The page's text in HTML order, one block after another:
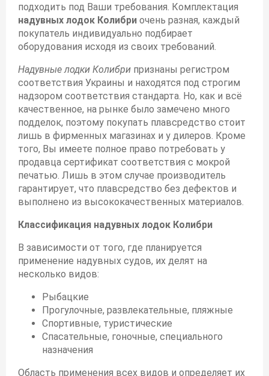
подходить под Ваши требования. Комплектация
надувных лодок Колибри очень разная, каждый
покупатель индивидуально подбирает
оборудования исходя из своих требований.
Надувные лодки Колибри признаны регистром
соответствия Украины и находятся под строгим
надзором соответствия стандарта. Но, как и всё
качественное, на рынке было замечено много
подделок, поэтому покупать плавсредство стоит
лишь в фирменных магазинах и у дилеров. Кроме
того, Вы имеете полное право потребовать у
продавца сертификат соответствия с мокрой
печатью. Лишь в этом случае производитель
гарантирует, что плавсредство без дефектов и
выполнено из высококачественных материалов.
Классификация надувных лодок Колибри
В зависимости от того, где планируется
применение надувных судов, их делят на
несколько видов:
Рыбацкие
Прогулочные, развлекательные, пляжные
Спортивные, туристические
Спасательные, гоночные, специального
назначения
Область применения всех видов и определяет их